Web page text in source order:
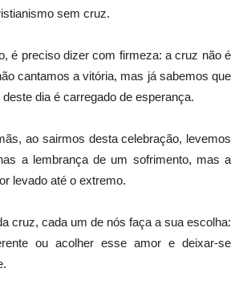
sem cruz.
preciso dizer com firmeza: a cruz não é
cantamos a vitória, mas já sabemos que
dia é carregado de esperança.
ao sairmos desta celebração, levemos
a lembrança de um sofrimento, mas a
levado até o extremo.
cada um de nós faça a sua escolha:
ou acolher esse amor e deixar-se